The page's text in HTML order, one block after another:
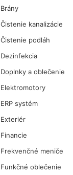
Brány
Čistenie kanalizácie
Čistenie podláh
Dezinfekcia
Doplnky a oblečenie
Elektromotory
ERP systém
Exteriér
Financie
Frekvenčné meniče
Funkčné oblečenie